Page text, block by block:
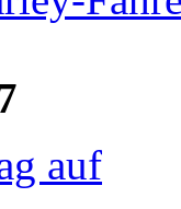
auf